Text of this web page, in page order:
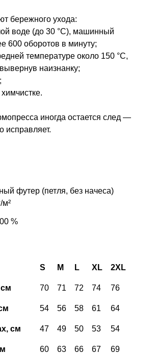
бережного ухода:
воде (до 30 °С), машинный
600 оборотов в минуту;
температуре около 150 °С,
наизнанку;
иногда остается след —
исправляет.
футер (петля, без начеса)
м²
%
S M L XL 2XL
70 71 72 74 76
54 56 58 61 64
см 47 49 50 53 54
60 63 66 67 69